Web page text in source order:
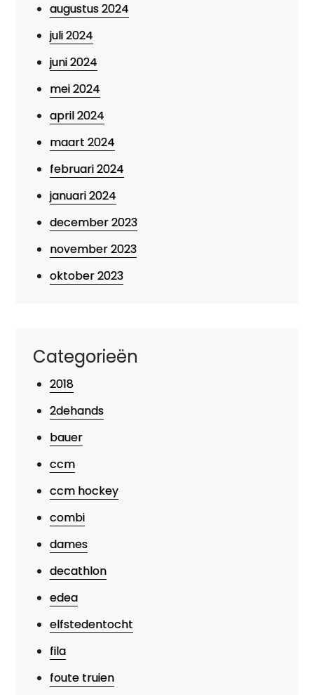
augustus 2024
juli 2024
juni 2024
mei 2024
april 2024
maart 2024
februari 2024
januari 2024
december 2023
november 2023
oktober 2023
Categorieën
2018
2dehands
bauer
ccm
ccm hockey
combi
dames
decathlon
edea
elfstedentocht
fila
foute truien